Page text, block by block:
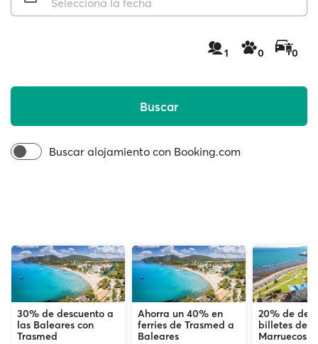
Selecciona la fecha
1 0 0
Buscar
Buscar alojamiento con Booking.com
30% de descuento a
las Baleares con
Trasmed
Ahorra un 40% en
ferries de Trasmed a
Baleares
20% de
billetes de
Marruecos